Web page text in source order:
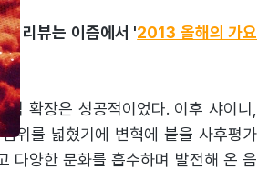
리뷰는 이즘에서 '2013 올해의 가요
확장은 성공적이었다. 이후 샤이니,
위를 넓혔기에 변혁에 붙을 사후평가
다양한 문화를 흡수하며 발전해 온 음